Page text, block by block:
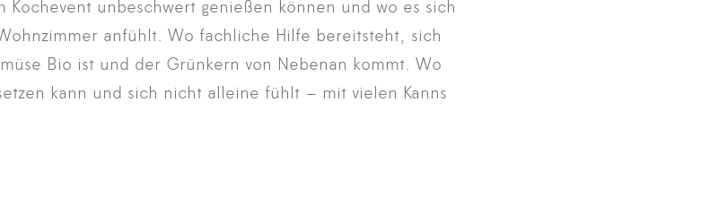
unbeschwert genießen können und wo es sich
anfühlt. Wo fachliche Hilfe bereitsteht, sich
Bio ist und der Grünkern von Nebenan kommt. Wo
kann und sich nicht alleine fühlt – mit vielen Kanns